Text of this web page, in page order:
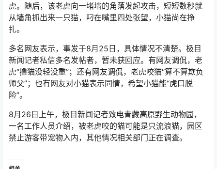
虎。随后，该老虎向一堵墙的角落发起攻击，短短数秒就
从墙角抓出来一只猫，叼在嘴里四处张望，小猫尚在挣
扎。
多名网友表示，事发于8月25日，具体情况不清楚。极目
新闻记者私信多名发帖者，暂未获回应。有网友调侃，老
虎“撸猫没轻没重”；还有网友调侃，老虎咬猫“算不算欺负
师父”；也有网友对小猫表示同情，希望小猫能“虎口脱
险”。
8月26日上午，极目新闻记者致电青藏高原野生动物园，
一名工作人员介绍，被老虎咬的猫可能是只流浪猫，园区
禁止游客带宠物入内，其他情况相关部门正在调查。